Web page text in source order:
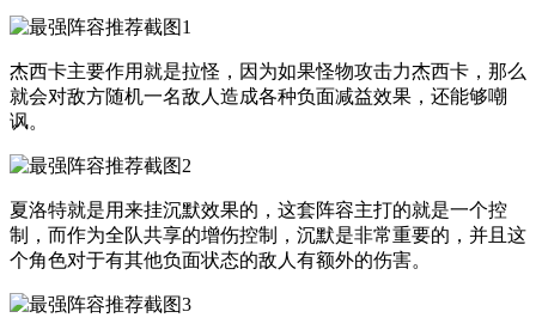
杰西卡主要作用就是拉怪，因为如果怪物攻击力杰西卡，那么
就会对敌方随机一名敌人造成各种负面减益效果，还能够嘲
讽。
夏洛特就是用来挂沉默效果的，这套阵容主打的就是一个控
制，而作为全队共享的增伤控制，沉默是非常重要的，并且这
个角色对于有其他负面状态的敌人有额外的伤害。